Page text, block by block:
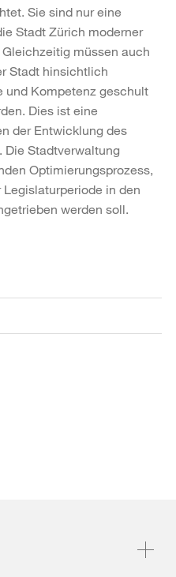
Sie sind nur eine
Stadt Zürich moderner
müssen auch
Stadt hinsichtlich
und Kompetenz geschult
Dies ist eine
der Entwicklung des
Stadtverwaltung
Optimierungsprozess,
in den
werden soll.